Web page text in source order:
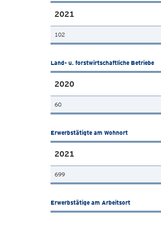
2021
102
Land- u. forstwirtschaftliche Betriebe
2020
60
Erwerbstätigte am Wohnort
2021
699
Erwerbstätige am Arbeitsort